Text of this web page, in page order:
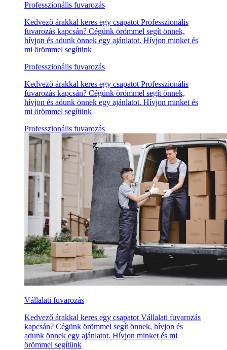
Professzionális fuvarozás
Kedvező árakkal keres egy csapatot Professzionális
fuvarozás kapcsán? Cégünk örömmel segít önnek,
hívjon és adunk önnek egy ajánlatot. Hívjon minket és
mi örömmel segítünk
Professzionális fuvarozás
Kedvező árakkal keres egy csapatot Professzionális
fuvarozás kapcsán? Cégünk örömmel segít önnek,
hívjon és adunk önnek egy ajánlatot. Hívjon minket és
mi örömmel segítünk
Professzionális fuvarozás
Vállalati fuvarozás
Kedvező árakkal keres egy csapatot Vállalati fuvarozás
kapcsán? Cégünk örömmel segít önnek, hívjon és
adunk önnek egy ajánlatot. Hívjon minket és mi
örömmel segítünk